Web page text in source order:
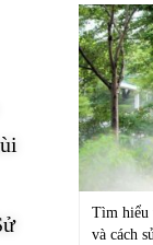
Tìm hiểu
và cách